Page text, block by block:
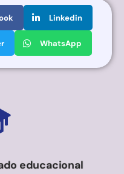
Linkedin
WhatsApp
educacional